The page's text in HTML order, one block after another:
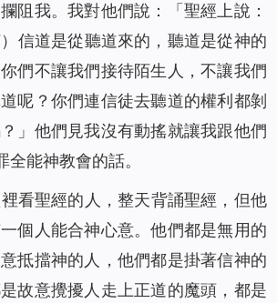
阻我。我對他們說：「聖經上說：
信道是從聽道來的，聽道是從神的
們不讓我們接待陌生人，不讓我們
呢？你們連信徒去聽道的權利都剝
」他們見我沒有動搖就讓我跟他們
能神教會的話。
看聖經的人，整天背誦聖經，但他
個人能合神心意。他們都是無用的
抵擋神的人，他們都是掛著信神的
故意攪擾人走上正道的魔頭，都是